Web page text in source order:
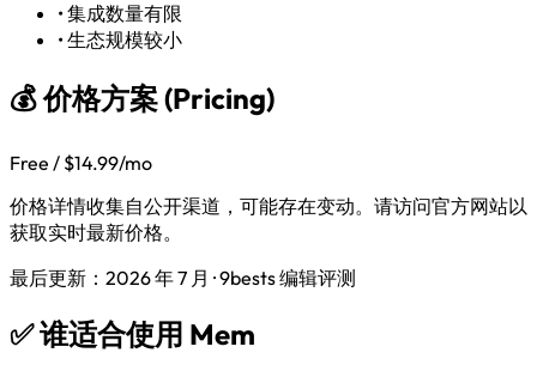
•集成数量有限
•生态规模较小
💰 价格方案 (Pricing)
Free / $14.99/mo
价格详情收集自公开渠道，可能存在变动。请访问官方网站以
获取实时最新价格。
最后更新：2026 年 7 月 · 9bests 编辑评测
✅谁适合使用 Mem